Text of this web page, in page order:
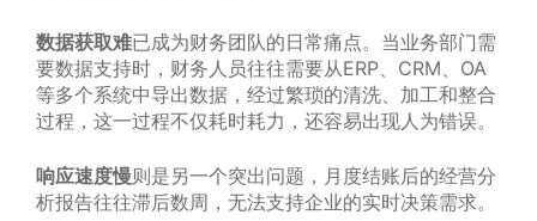
数据获取难已成为财务团队的日常痛点。当业务部门需
要数据支持时，财务人员往往需要从ERP、CRM、OA
等多个系统中导出数据，经过繁琐的清洗、加工和整合
过程，这一过程不仅耗时耗力，还容易出现人为错误。
响应速度慢则是另一个突出问题，月度结账后的经营分
析报告往往滞后数周，无法支持企业的实时决策需求。